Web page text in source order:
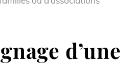
d’une